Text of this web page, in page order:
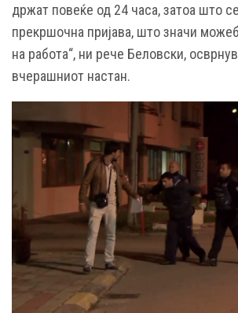
држат повеќе од 24 часа, затоа што
прекршочна пријава, што значи
на работа“, ни рече Белoвски,
вчерашниот настан.